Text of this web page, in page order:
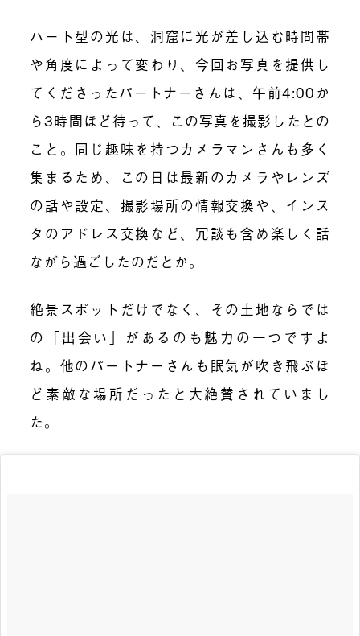
ハート型の光は、洞窟に光が差し込む時間帯
や角度によって変わり、今回お写真を提供し
てくださったパートナーさんは、午前4:00か
ら3時間ほど待って、この写真を撮影したとの
こと。同じ趣味を持つカメラマンさんも多く
集まるため、この日は最新のカメラやレンズ
の話や設定、撮影場所の情報交換や、インス
タのアドレス交換など、冗談も含め楽しく話
ながら過ごしたのだとか。
絶景スポットだけでなく、その土地ならでは
の「出会い」があるのも魅力の一つですよ
ね。他のパートナーさんも眠気が吹き飛ぶほ
ど素敵な場所だったと大絶賛されていまし
た。